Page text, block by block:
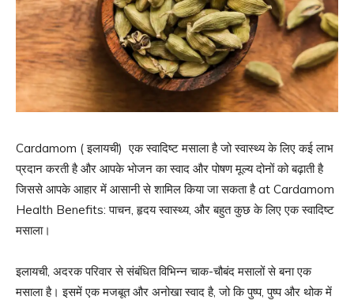
Cardamom ( इलायची) एक स्वादिष्ट मसाला है जो स्वास्थ्य के लिए कई लाभ
प्रदान करती है और आपके भोजन का स्वाद और पोषण मूल्य दोनों को बढ़ाती है
जिससे आपके आहार में आसानी से शामिल किया जा सकता है at Cardamom
Health Benefits: पाचन, हृदय स्वास्थ्य, और बहुत कुछ के लिए एक स्वादिष्ट
मसाला।
इलायची, अदरक परिवार से संबंधित विभिन्न चाक-चौबंद मसालों से बना एक
मसाला है। इसमें एक मजबूत और अनोखा स्वाद है, जो कि पुष्प, पुष्प और थोक में